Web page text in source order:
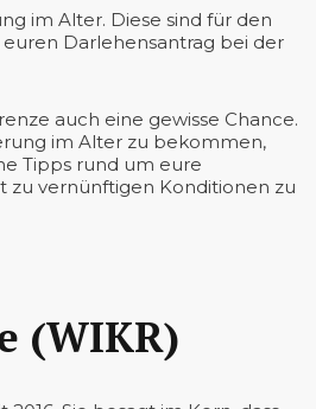
im Alter. Diese sind für den
Darlehensantrag bei der
auch eine gewisse Chance.
im Alter zu bekommen,
Tipps rund um eure
zu vernünftigen Konditionen zu
(WIKR)